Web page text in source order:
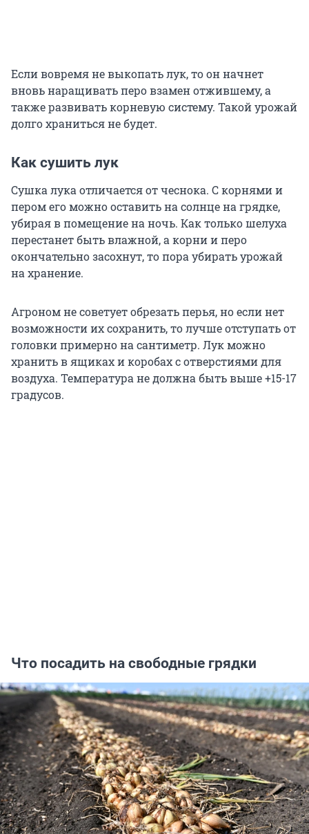
Если вовремя не выкопать лук, то он начнет
вновь наращивать перо взамен отжившему, а
также развивать корневую систему. Такой урожай
долго храниться не будет.
Как сушить лук
Сушка лука отличается от чеснока. С корнями и
пером его можно оставить на солнце на грядке,
убирая в помещение на ночь. Как только шелуха
перестанет быть влажной, а корни и перо
окончательно засохнут, то пора убирать урожай
на хранение.
Агроном не советует обрезать перья, но если нет
возможности их сохранить, то лучше отступать от
головки примерно на сантиметр. Лук можно
хранить в ящиках и коробах с отверстиями для
воздуха. Температура не должна быть выше +15-17
градусов.
Что посадить на свободные грядки